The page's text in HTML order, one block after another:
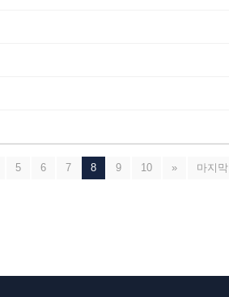
5 6 7 8 9 10 » 마지막